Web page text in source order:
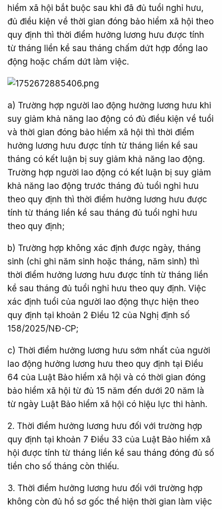
hiểm xã hội bắt buộc sau khi đã đủ tuổi nghỉ hưu,
đủ điều kiện về thời gian đóng bảo hiểm xã hội theo
quy định thì thời điểm hưởng lương hưu được tính
từ tháng liền kề sau tháng chấm dứt hợp đồng lao
động hoặc chấm dứt làm việc.
a) Trường hợp người lao động hưởng lương hưu khi
suy giảm khả năng lao động có đủ điều kiện về tuổi
và thời gian đóng bảo hiểm xã hội thì thời điểm
hưởng lương hưu được tính từ tháng liền kề sau
tháng có kết luận bị suy giảm khả năng lao động.
Trường hợp người lao động có kết luận bị suy giảm
khả năng lao động trước tháng đủ tuổi nghỉ hưu
theo quy định thì thời điểm hưởng lương hưu được
tính từ tháng liền kề sau tháng đủ tuổi nghỉ hưu
theo quy định;
b) Trường hợp không xác định được ngày, tháng
sinh (chỉ ghi năm sinh hoặc tháng, năm sinh) thì
thời điểm hưởng lương hưu được tính từ tháng liền
kề sau tháng đủ tuổi nghỉ hưu theo quy định. Việc
xác định tuổi của người lao động thực hiện theo
quy định tại khoản 2 Điều 12 của Nghị định số
158/2025/NĐ-CP;
c) Thời điểm hưởng lương hưu sớm nhất của người
lao động hưởng lương hưu theo quy định tại Điều
64 của Luật Bảo hiểm xã hội và có thời gian đóng
bảo hiểm xã hội từ đủ 15 năm đến dưới 20 năm là
từ ngày Luật Bảo hiểm xã hội có hiệu lực thi hành.
2. Thời điểm hưởng lương hưu đối với trường hợp
quy định tại khoản 7 Điều 33 của Luật Bảo hiểm xã
hội được tính từ tháng liền kề sau tháng đóng đủ số
tiền cho số tháng còn thiếu.
3. Thời điểm hưởng lương hưu đối với trường hợp
không còn đủ hồ sơ gốc thể hiện thời gian làm việc